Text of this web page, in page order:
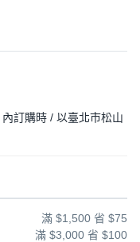
內訂購時 / 以臺北市松山
滿 $1,500 省 $75
滿 $3,000 省 $100